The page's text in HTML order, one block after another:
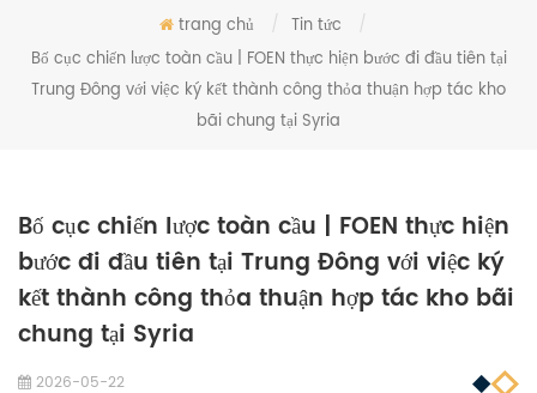
trang chủ / Tin tức
/
Bố cục chiến lược toàn cầu | FOEN thực hiện bước đi đầu tiên tại
Trung Đông với việc ký kết thành công thỏa thuận hợp tác kho
bãi chung tại Syria
Bố cục chiến lược toàn cầu | FOEN thực hiện
bước đi đầu tiên tại Trung Đông với việc ký
kết thành công thỏa thuận hợp tác kho bãi
chung tại Syria
2026-05-22